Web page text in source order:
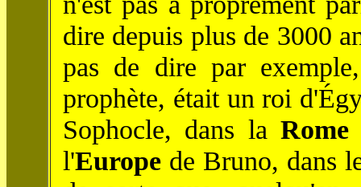
dire depuis plus de 3000
pas de dire par
prophète, était un roi
Sophocle, dans la Rome
l'Europe de Bruno, dans